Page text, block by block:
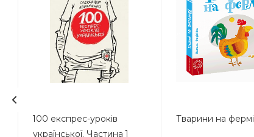
100 експрес-уроків
української. Частина 1
Тварини на фермі